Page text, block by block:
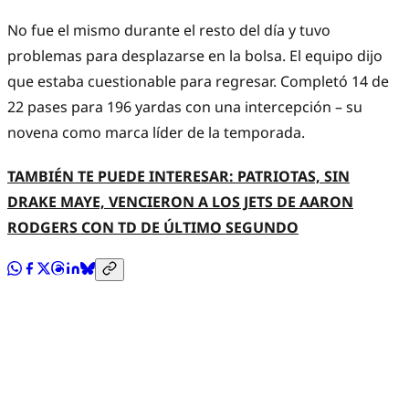
No fue el mismo durante el resto del día y tuvo
problemas para desplazarse en la bolsa. El equipo dijo
que estaba cuestionable para regresar. Completó 14 de
22 pases para 196 yardas con una intercepción – su
novena como marca líder de la temporada.
TAMBIÉN TE PUEDE INTERESAR: PATRIOTAS, SIN
DRAKE MAYE, VENCIERON A LOS JETS DE AARON
RODGERS CON TD DE ÚLTIMO SEGUNDO